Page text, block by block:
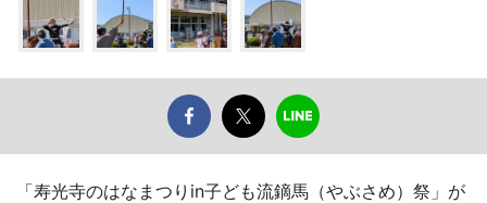
「寿光寺のはなまつりin子ども流鏑馬（やぶさめ）祭」が